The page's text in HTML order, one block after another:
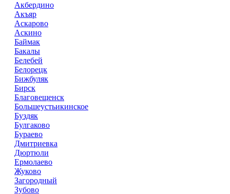
Акбердино
Акъяр
Аскарово
Аскино
Баймак
Бакалы
Белебей
Белорецк
Бижбуляк
Бирск
Благовещенск
Большеустьикинское
Буздяк
Булгаково
Бураево
Дмитриевка
Дюртюли
Ермолаево
Жуково
Загородный
Зубово